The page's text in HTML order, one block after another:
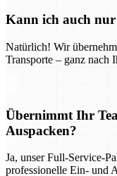
Kann ich auch nur
Natürlich! Wir
Transporte – ganz nach
Übernimmt Ihr
Auspacken?
Ja, unser Full-Service-
professionelle Ein- und